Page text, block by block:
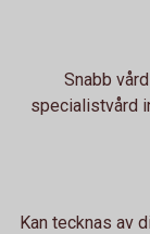
Snabb
specialistvård
Kan tecknas av